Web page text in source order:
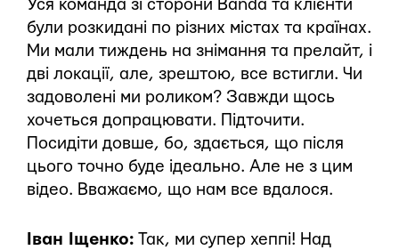
Уся команда зі сторони Banda та клієнти
були розкидані по різних містах та країнах.
Ми мали тиждень на знімання та прелайт, і
дві локації, але, зрештою, все встигли. Чи
задоволені ми роликом? Завжди щось
хочеться допрацювати. Підточити.
Посидіти довше, бо, здається, що після
цього точно буде ідеально. Але не з цим
відео. Вважаємо, що нам все вдалося.
Іван Іщенко: Так, ми супер хеппі! Над